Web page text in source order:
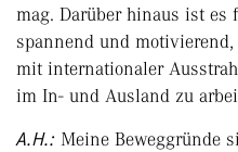
mag. Darüber hinaus ist es
spannend und
mit internationaler
im In- und Ausland zu
A.H.: Meine Beweggründe